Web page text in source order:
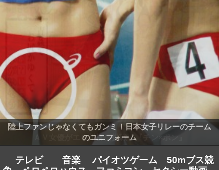
陸上ファンじゃなくてもガンミ！日本女子リレーのチーム
のユニフォーム
テレビ 音楽 パイオツゲーム
50mブス競